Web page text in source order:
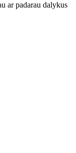
ar padarau dalykus